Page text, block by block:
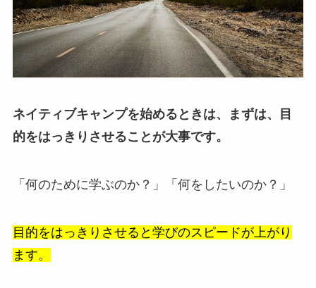
ネイティブキャンプを始めるときは、まずは、目
的をはっきりさせることが大事です。
「何のために学ぶのか？」「何をしたいのか？」
目的をはっきりさせると学びのスピードが上がり
ます。